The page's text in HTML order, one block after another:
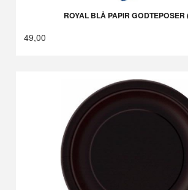
ROYAL BLÅ PAPIR GODTEPOSER
49,00